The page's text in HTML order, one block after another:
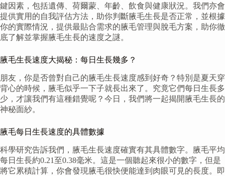
鍵因素，包括遺傳、荷爾蒙、年齡、飲食與健康狀況。我們亦會
提供實用的自我評估方法，助你判斷腋毛生長是否正常，並根據
你的實際情況，提供最貼合需求的腋毛管理與脫毛方案，助你徹
底了解並掌握腋毛生長的速度之謎。
腋毛生長速度大揭秘：每日生長幾多？
朋友，你是否曾對自己的腋毛生長速度感到好奇？特別是夏天穿
背心的時候，腋毛似乎一下子就長出來了。究竟它們每日生長多
少，才讓我們有這種錯覺呢？今日，我們將一起揭開腋毛生長的
神秘面紗。
腋毛每日生長速度的具體數據
科學研究告訴我們，腋毛生長速度確實有其具體數字。腋毛平均
每日生長約0.21至0.38毫米。這是一個聽起來很小的數字，但是
將它累積計算，你會發現腋毛很快便能達到肉眼可見的長度。即